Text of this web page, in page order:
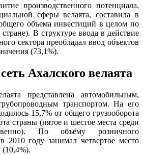
производственного потенциала,
сферы велаята, составила в
объема инвестиций в целом по
В структуре ввода в действие
сектора преобладал ввод объектов
(73,1%).
Ахалского велаята
представлена автомобильным,
транспортом. На его
15,7% от общего грузооборота
страны (пятое и шестое места среди
По объёму розничного
2010 году занимал четвертое место
(10,4%).